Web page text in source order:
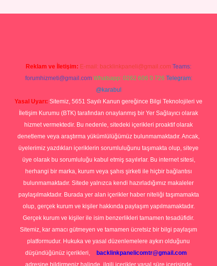
Reklam ve İletişim: E-mail: backlinkpaneli@gmail.com Teams:
forumhizmeti@gmail.com Whatsapp: 0262 606 0 726 Telegram:
@karabul
Yasal Uyarı: Sitemiz, 5651 Sayılı Kanun gereğince Bilgi Teknolojileri ve
İletişim Kurumu (BTK) tarafından onaylanmış bir Yer Sağlayıcı olarak
hizmet vermektedir. Bu nedenle, sitedeki içerikleri proaktif olarak
denetleme veya araştırma yükümlülüğümüz bulunmamaktadır. Ancak,
üyelerimiz yazdıkları içeriklerin sorumluluğunu taşımakta olup, siteye
üye olarak bu sorumluluğu kabul etmiş sayılırlar. Bu internet sitesi,
herhangi bir marka, kurum veya şahıs şirketi ile hiçbir bağlantısı
bulunmamaktadır. Sitede yalnızca kendi hazırladığımız makaleler
paylaşılmaktadır. Burada yer alan içerikler haber niteliği taşımamakta
olup, gerçek kurum ve kişiler hakkında paylaşım yapılmamaktadır.
Gerçek kurum ve kişiler ile isim benzerlikleri tamamen tesadüfidir.
Sitemiz, kar amacı gütmeyen ve tamamen ücretsiz bir bilgi paylaşım
platformudur. Hukuka ve yasal düzenlemelere aykırı olduğunu
düşündüğünüz içerikleri,
backlinkpanelicomtr@gmail.com
adresine bildirmeniz halinde, ilgili içerikler yasal süre içerisinde